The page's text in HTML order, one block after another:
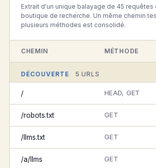
Extrait d'un unique balayage de 45 requêtes
boutique de recherche. Un même chemin
plusieurs méthodes est consolidé.
CHEMIN MÉTHODE
DÉCOUVERTE 5 URLS
/ HEAD, GET
/robots.txt GET
/llms.txt GET
/a/llms GET